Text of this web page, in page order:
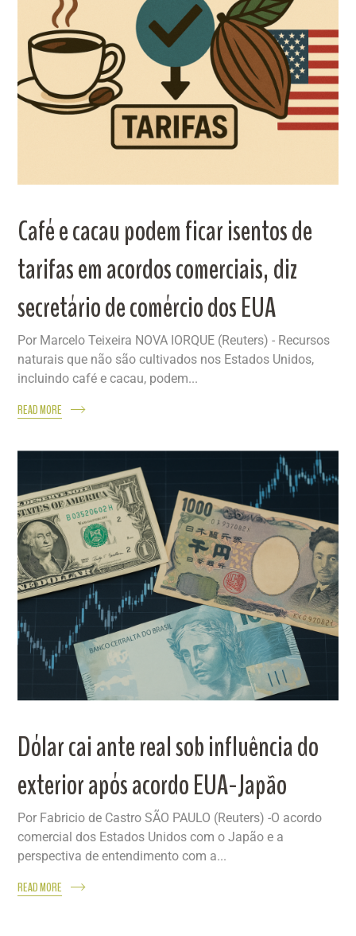
Café e cacau podem ficar isentos de
tarifas em acordos comerciais, diz
secretário de comércio dos EUA
Por Marcelo Teixeira NOVA IORQUE (Reuters) - Recursos
naturais que não são cultivados nos Estados Unidos,
incluindo café e cacau, podem...
READ MORE
Dólar cai ante real sob influência do
exterior após acordo EUA-Japão
Por Fabricio de Castro SÃO PAULO (Reuters) -O acordo
comercial dos Estados Unidos com o Japão e a
perspectiva de entendimento com a...
READ MORE